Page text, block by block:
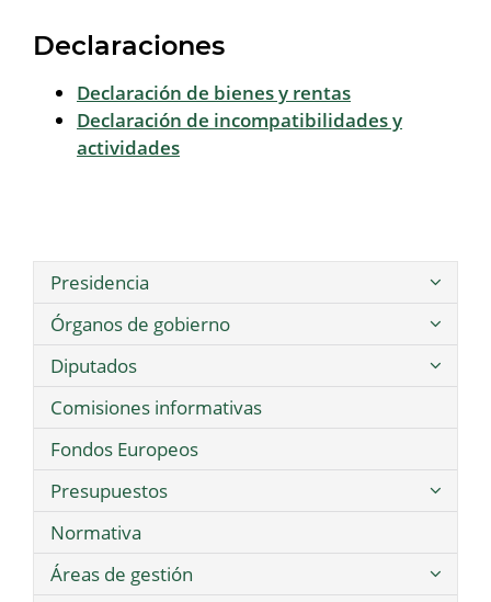
Declaraciones
Declaración de bienes y rentas
Declaración de incompatibilidades y
actividades
Presidencia
Órganos de gobierno
Diputados
Comisiones informativas
Fondos Europeos
Presupuestos
Normativa
Áreas de gestión